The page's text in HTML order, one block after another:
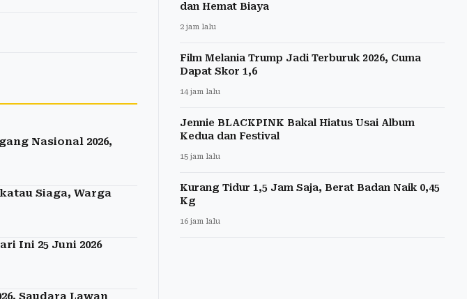
Nasional 2026,
Siaga, Warga
Ini 25 Juni 2026
Saudara Lawan
dan Hemat Biaya
2 jam lalu
Film Melania Trump Jadi Terburuk 2026, Cuma
Dapat Skor 1,6
14 jam lalu
Jennie BLACKPINK Bakal Hiatus Usai Album
Kedua dan Festival
15 jam lalu
Kurang Tidur 1,5 Jam Saja, Berat Badan Naik 0,45
Kg
16 jam lalu